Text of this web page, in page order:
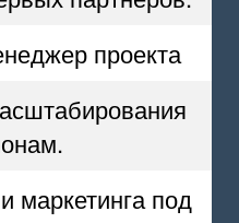
проекта
маркетинга под